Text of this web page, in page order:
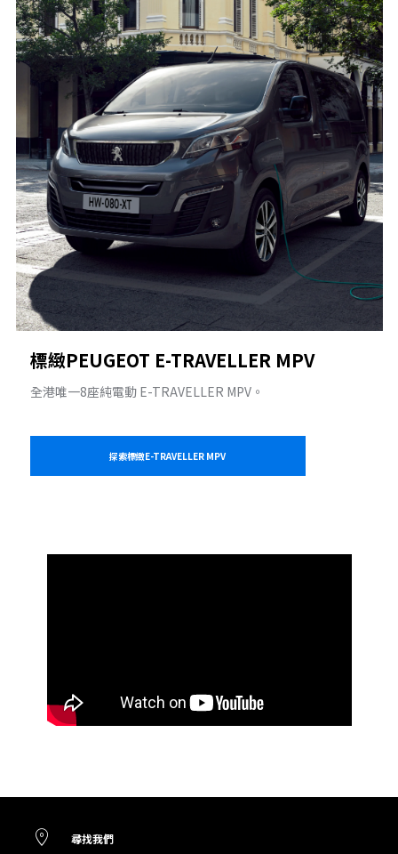
標緻PEUGEOT E-TRAVELLER MPV
全港唯一8座純電動 E-TRAVELLER MPV。
探索標緻E-TRAVELLER MPV
尋找我們